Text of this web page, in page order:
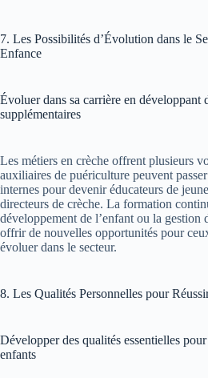
7. Les Possibilités d’Évolution dans le
Enfance
Évoluer dans sa carrière en développant
supplémentaires
Les métiers en crèche offrent plusieurs
auxiliaires de puériculture peuvent
internes pour devenir éducateurs de
directeurs de crèche. La formation
développement de l’enfant ou la gestion
offrir de nouvelles opportunités pour
évoluer dans le secteur.
8. Les Qualités Personnelles pour
Développer des qualités essentielles
enfants